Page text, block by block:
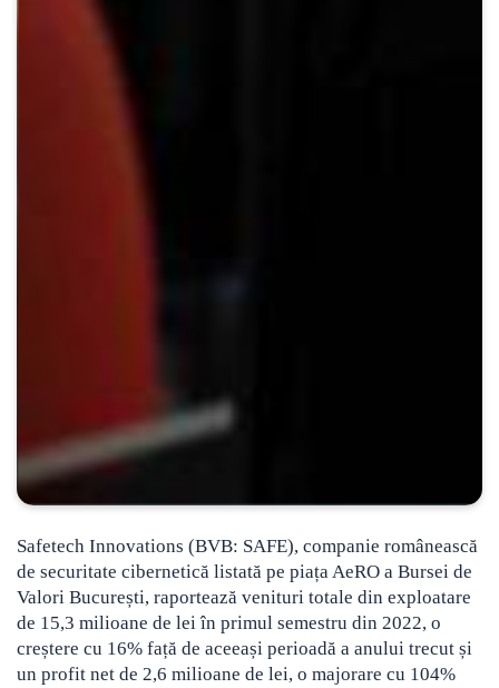
Safetech Innovations (BVB: SAFE), companie românească
de securitate cibernetică listată pe piața AeRO a Bursei de
Valori București, raportează venituri totale din exploatare
de 15,3 milioane de lei în primul semestru din 2022, o
creștere cu 16% față de aceeași perioadă a anului trecut și
un profit net de 2,6 milioane de lei, o majorare cu 104%